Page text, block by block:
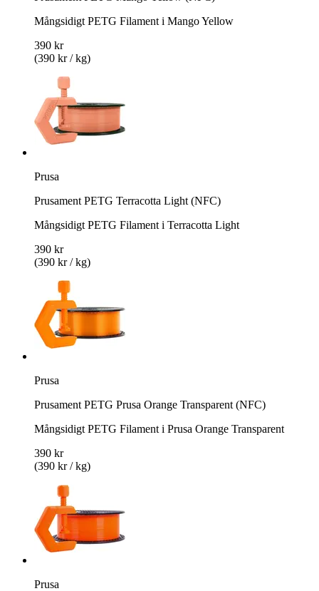
Mångsidigt PETG Filament i Mango Yellow
390 kr
(390 kr / kg)
Prusa
Prusament PETG Terracotta Light (NFC)
Mångsidigt PETG Filament i Terracotta Light
390 kr
(390 kr / kg)
Prusa
Prusament PETG Prusa Orange Transparent (NFC)
Mångsidigt PETG Filament i Prusa Orange Transparent
390 kr
(390 kr / kg)
Prusa